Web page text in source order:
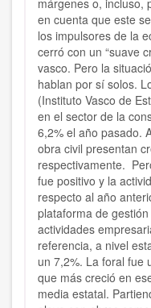
márgenes o, incluso,
en cuenta que este
los impulsores de la
cerró con un “suave
vasco. Pero la
hablan por sí solos.
(Instituto Vasco de
en el sector de la
6,2% el año pasado.
obra civil presentan
respectivamente.
fue positivo y la
respecto al año
plataforma de
actividades
referencia, a nivel
un 7,2%. La foral fue
que más creció en
media estatal.